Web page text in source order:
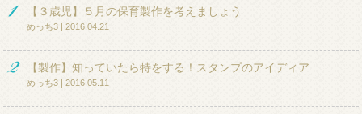
【３歳児】５月の保育製作を考えましょう
めっち3 | 2016.04.21
【製作】知っていたら特をする！スタンプのアイディア
めっち3 | 2016.05.11